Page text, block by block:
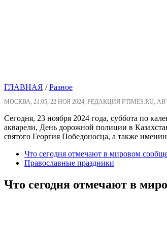
ГЛАВНАЯ /Разное
МОСКВА, 21:05, 22 НОЯ 2024, РЕДАКЦИЯ FTIMES.RU,
Сегодня, 23 ноября 2024 года, суббота по
акварели, День дорожной полиции в
святого Георгия Победоносца, а также
Что сегодня отмечают в мировом
Православные праздники
Что сегодня отмечают в